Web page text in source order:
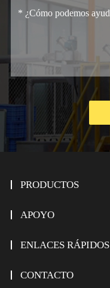
PRODUCTOS
APOYO
ENLACES RÁPIDOS
CONTACTO